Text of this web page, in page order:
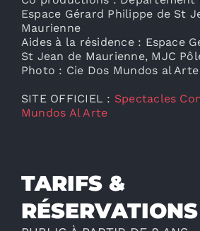
Espace Gérard Philippe de St
Maurienne
Aides à la résidence : Espace
St Jean de Maurienne, MJC
Photo : Cie Dos Mundos al Arte
SITE OFFICIEL : Spectacles
Mundos Al Arte
TARIFS &
RÉSERVATIONS